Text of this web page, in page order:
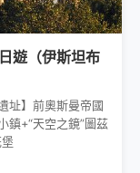
遊（伊斯坦布
址】前奧斯曼帝國
鎮+“天空之鏡”圖茲